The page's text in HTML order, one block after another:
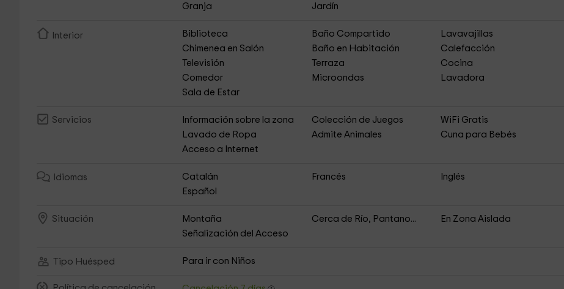
Granja
Jardín
Interior Biblioteca Baño Compartido
Lavavajillas
Chimenea en Salón
Baño en Habitación
Calefacción
Televisión
Terraza
Cocina
Comedor
Microondas
Lavadora
Sala de Estar
Servicios Información sobre la zona Colección de Juegos
WiFi Gratis
Lavado de Ropa
Admite Animales
Cuna para Bebés
Acceso a Internet
Idiomas Catalán Francés
Inglés
Español
Situación Montaña Cerca de Río, Pantano...
En Zona Aislada
Señalización del Acceso
Tipo Huésped Para ir con Niños